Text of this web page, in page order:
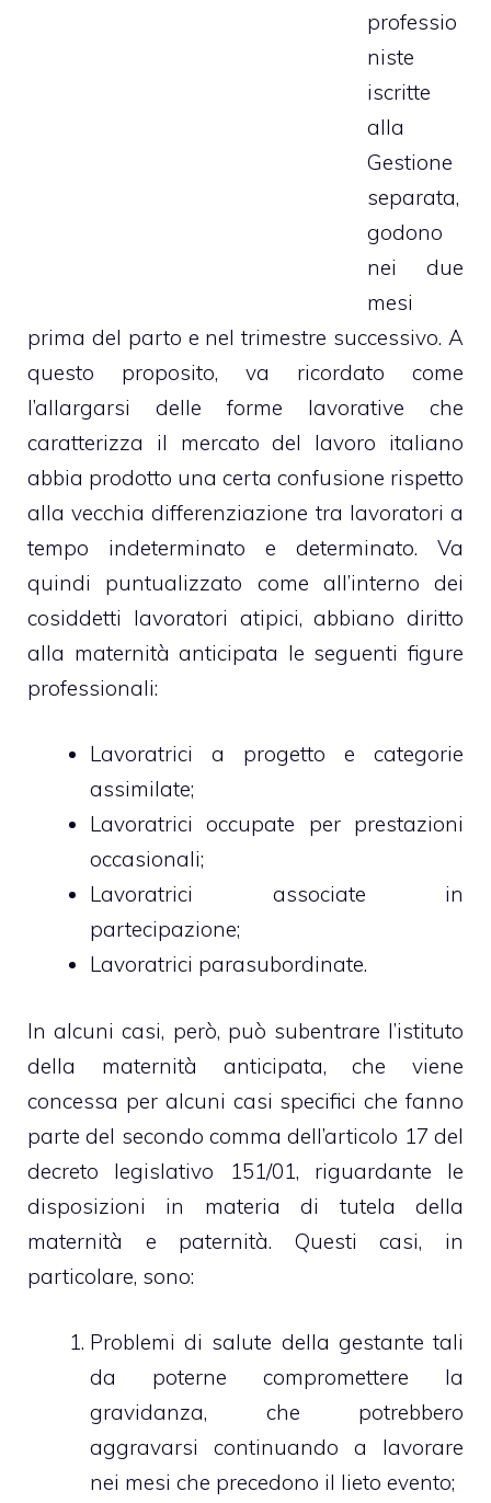
professio
niste
iscritte
alla
Gestione
separata,
godono
nei due
mesi
prima del parto e nel trimestre successivo. A
questo proposito, va ricordato come
l’allargarsi delle forme lavorative che
caratterizza il mercato del lavoro italiano
abbia prodotto una certa confusione rispetto
alla vecchia differenziazione tra lavoratori a
tempo indeterminato e determinato. Va
quindi puntualizzato come all’interno dei
cosiddetti lavoratori atipici, abbiano diritto
alla maternità anticipata le seguenti figure
professionali:
Lavoratrici a progetto e categorie
assimilate;
Lavoratrici occupate per prestazioni
occasionali;
Lavoratrici associate in
partecipazione;
Lavoratrici parasubordinate.
In alcuni casi, però, può subentrare l’istituto
della maternità anticipata, che viene
concessa per alcuni casi specifici che fanno
parte del secondo comma dell’articolo 17 del
decreto legislativo 151/01, riguardante le
disposizioni in materia di tutela della
maternità e paternità. Questi casi, in
particolare, sono:
Problemi di salute della gestante tali
da poterne compromettere la
gravidanza, che potrebbero
aggravarsi continuando a lavorare
nei mesi che precedono il lieto evento;